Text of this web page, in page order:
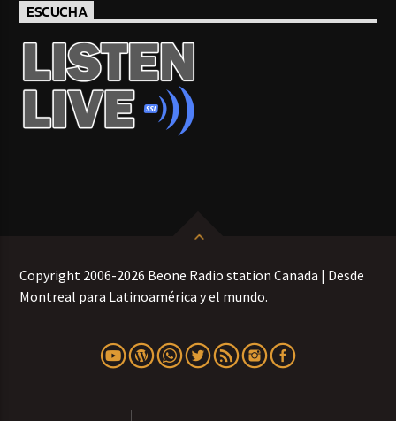
ESCUCHA
Copyright 2006-2026 Beone Radio station Canada | Desde
Montreal para Latinoamérica y el mundo.